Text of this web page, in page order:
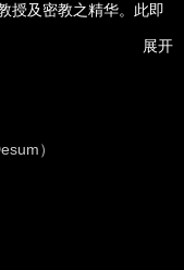
授及密教之精华。此即
经十二世纪以迄于今。
展开
）